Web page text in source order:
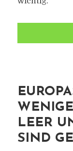
EER
IND